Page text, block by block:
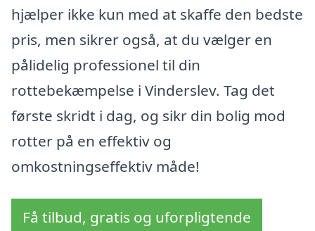
hjælper ikke kun med at skaffe den bedste
pris, men sikrer også, at du vælger en
pålidelig professionel til din
rottebekæmpelse i Vinderslev. Tag det
første skridt i dag, og sikr din bolig mod
rotter på en effektiv og
omkostningseffektiv måde!
Få tilbud, gratis og uforpligtende